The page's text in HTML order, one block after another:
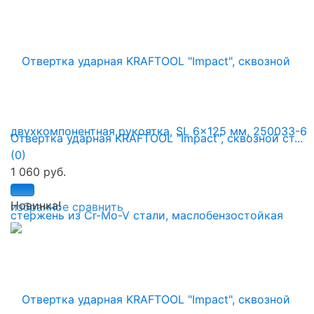
избранное сравнить
Отвертка ударная KRAFTOOL "Impact", сквозной ст...
(0)
1 060 руб.
Новинка!